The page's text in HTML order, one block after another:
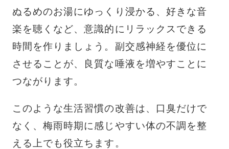
ぬるめのお湯にゆっくり浸かる、好きな音
楽を聴くなど、意識的にリラックスできる
時間を作りましょう。副交感神経を優位に
させることが、良質な唾液を増やすことに
つながります。
このような生活習慣の改善は、口臭だけで
なく、梅雨時期に感じやすい体の不調を整
える上でも役立ちます。